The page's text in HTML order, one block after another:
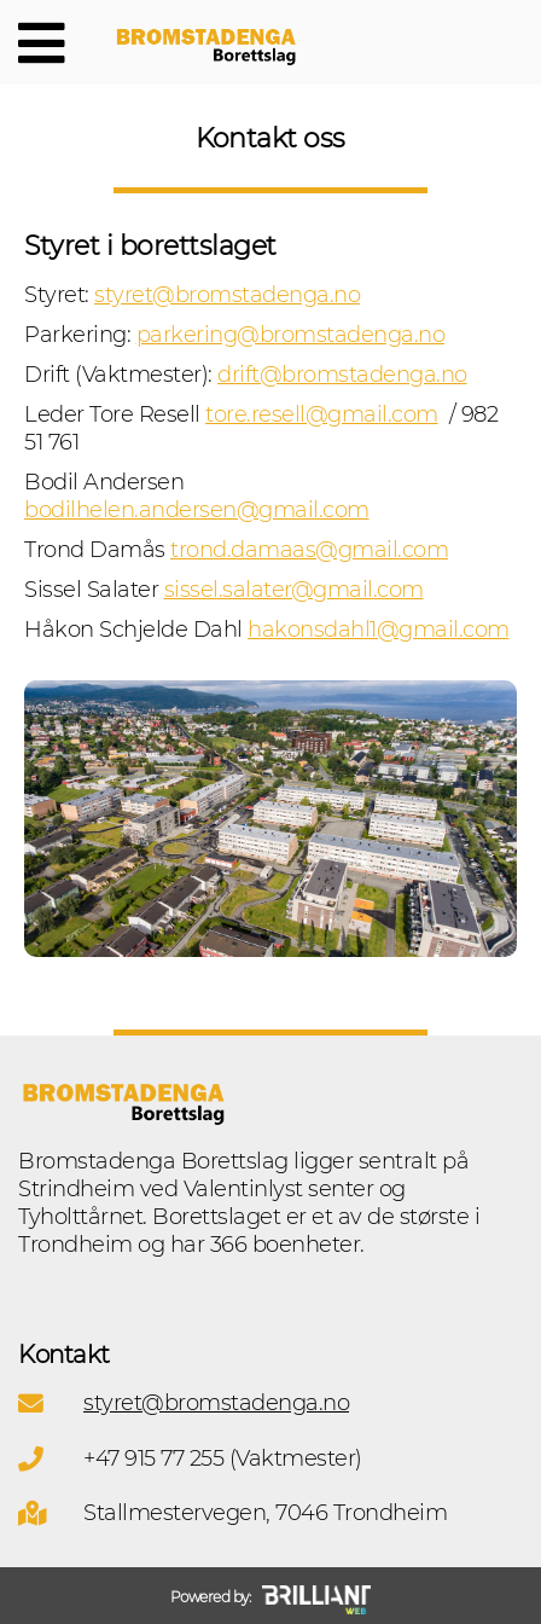
Kontakt oss
Styret i borettslaget
Styret: styret@bromstadenga.no
Parkering: parkering@bromstadenga.no
Drift (Vaktmester): drift@bromstadenga.no
Leder Tore Resell tore.resell@gmail.com / 982
51 761
Bodil Andersen
bodilhelen.andersen@gmail.com
Trond Damås trond.damaas@gmail.com
Sissel Salatersissel.salater@gmail.com
Håkon Schjelde Dahl hakonsdahl1@gmail.com
Bromstadenga Borettslag ligger sentralt på
Strindheim ved Valentinlyst senter og
Tyholttårnet. Borettslaget er et av de største i
Trondheim og har 366 boenheter.
Kontakt
styret@bromstadenga.no
+47 915 77 255 (Vaktmester)
Stallmestervegen, 7046 Trondheim
Powered by: